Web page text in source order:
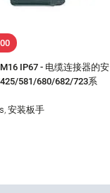
IP67 - 电缆连接器的安
581/680/682/723系
安装板手